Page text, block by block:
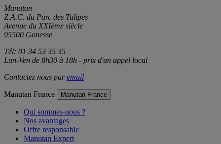
Manutan
Z.A.C. du Parc des Tulipes
Avenue du XXIème siècle
95500 Gonesse
Tél: 01 34 53 35 35
Lun-Ven de 8h30 à 18h - prix d'un appel local
Contactez nous paremail
Manutan France Manutan France
Qui sommes-nous ?
Nos avantages
Offre responsable
Manutan Expert